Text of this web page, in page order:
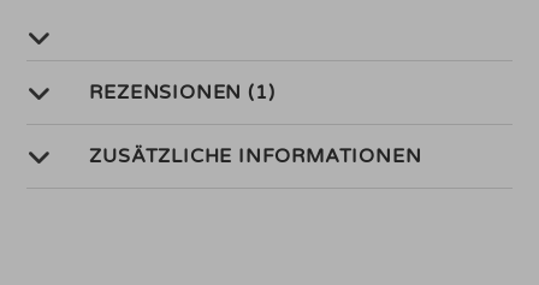
REZENSIONEN (1)
ZUSÄTZLICHE INFORMATIONEN